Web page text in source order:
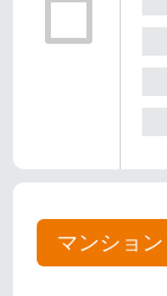
マンション